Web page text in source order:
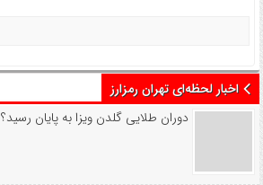
اخبار لحظه‌ای تهران رمزارز
دوران طلایی گلدن ویزا به پایان رسید؟